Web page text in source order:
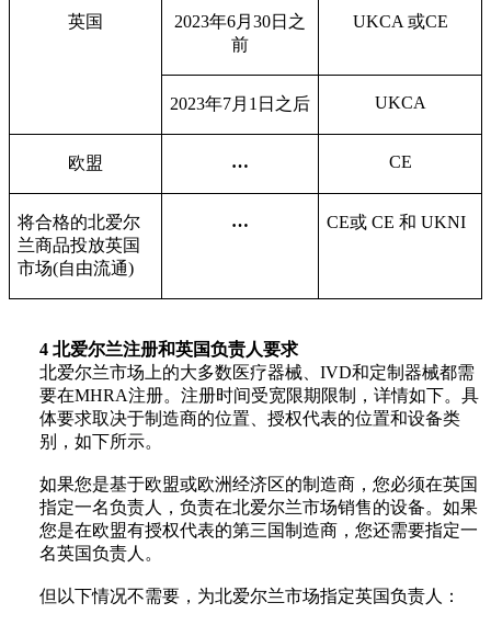
英国 2023年6月 30日之
前
UKCA 或CE
2023年7月 1 日之后 UKCA
欧盟 … CE
将合格的北爱尔
兰商品投放英国
市场(自由流通)
… CE或 CE 和 UKNI
4 北爱尔兰注册和英国负责人要求
北爱尔兰市场上的大多数医疗器械、IVD和定制器械都需
要在MHRA注册。注册时间受宽限期限制，详情如下。具
体要求取决于制造商的位置、授权代表的位置和设备类
别，如下所示。
如果您是基于欧盟或欧洲经济区的制造商，您必须在英国
指定一名负责人，负责在北爱尔兰市场销售的设备。如果
您是在欧盟有授权代表的第三国制造商，您还需要指定一
名英国负责人。
但以下情况不需要，为北爱尔兰市场指定英国负责人：